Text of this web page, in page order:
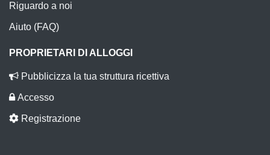
Riguardo a noi
Aiuto (FAQ)
PROPRIETARI DI ALLOGGI
Pubblicizza la tua struttura ricettiva
Accesso
Registrazione